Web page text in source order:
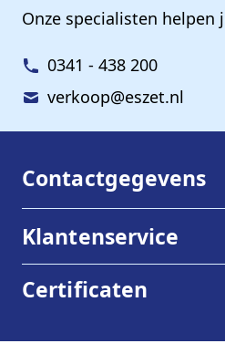
Onze specialisten helpen
0341 - 438 200
verkoop@eszet.nl
Contactgegevens
Klantenservice
Certificaten